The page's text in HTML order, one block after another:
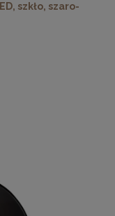
szkło, szaro-